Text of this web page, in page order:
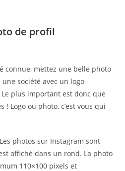
de profil
connue, mettez une belle photo
société avec un logo
plus important est donc que
! Logo ou photo, c’est vous qui
photos sur Instagram sont
affiché dans un rond. La photo
110×100 pixels et